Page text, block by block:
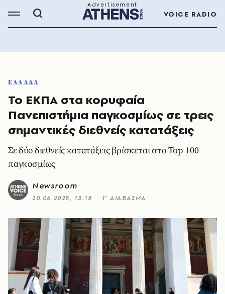
VOICE RADIO
ΕΛΛΑΔΑ
Το ΕΚΠΑ στα κορυφαία
Πανεπιστήμια παγκοσμίως σε τρεις
σημαντικές διεθνείς κατατάξεις
Σε δύο διεθνείς κατατάξεις βρίσκεται στο Top 100
παγκοσμίως
Newsroom
20.06.2025, 13:18 1’ ΔΙΑΒΑΣΜΑ